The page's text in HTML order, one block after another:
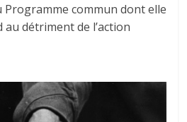
commun dont elle
détriment de l’action